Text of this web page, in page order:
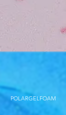
POLARGELFOAM